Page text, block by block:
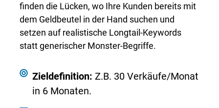
finden die Lücken, wo Ihre Kunden bereits mit
dem Geldbeutel in der Hand suchen und
setzen auf realistische Longtail-Keywords
statt generischer Monster-Begriffe.
Zieldefinition: Z.B. 30 Verkäufe/Monat
in 6 Monaten.